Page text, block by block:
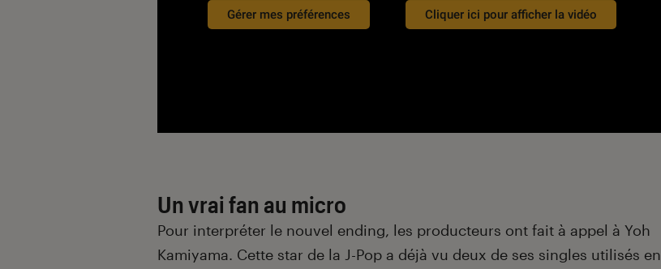
Gérer mes préférences Cliquer ici pour afficher la vidéo
Un vrai fan au micro
Pour interpréter le nouvel ending, les producteurs ont fait à appel à Yoh
Kamiyama. Cette star de la J-Pop a déjà vu deux de ses singles utilisés en